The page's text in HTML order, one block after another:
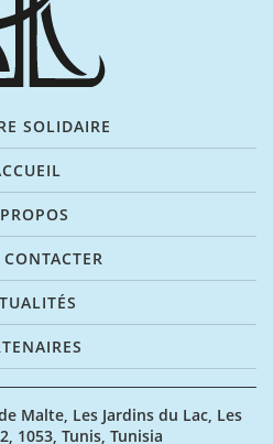
SOLIDAIRE
Malte, Les Jardins du Lac, Les
1053, Tunis, Tunisia